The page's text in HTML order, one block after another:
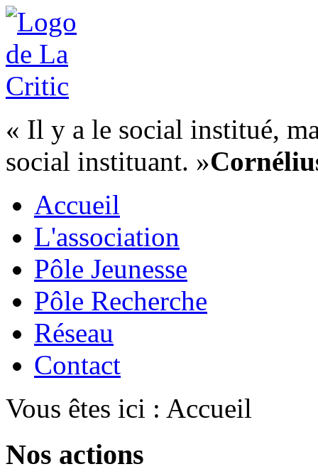
« Il y a le social institué,
social instituant. »
Accueil
L'association
Pôle Jeunesse
Pôle Recherche
Réseau
Contact
Vous êtes ici : Accueil
Nos actions